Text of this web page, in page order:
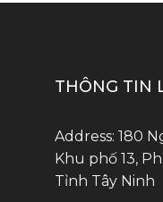
THÔNG TIN
Address: 180
Khu phố 13,
Tỉnh Tây Ninh